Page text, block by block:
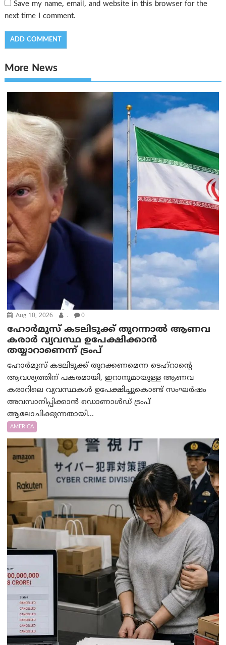
Save my name, email, and website in this browser for the
next time I comment.
More News
Aug 10, 2026 . 0
ഹോർമുസ് കടലിടുക്ക് തുറന്നാൽ ആണവ
കരാർ വ്യവസ്ഥ ഉപേക്ഷിക്കാൻ
തയ്യാറാണെന്ന് ട്രം‌പ്
ഹോർമുസ് കടലിടുക്ക് തുറക്കണമെന്ന ടെഹ്‌റാന്റെ
ആവശ്യത്തിന് പകരമായി, ഇറാനുമായുള്ള ആണവ
കരാറിലെ വ്യവസ്ഥകൾ ഉപേക്ഷിച്ചുകൊണ്ട് സംഘർഷം
അവസാനിപ്പിക്കാൻ ഡൊണാൾഡ് ട്രംപ്
ആലോചിക്കുന്നതായി...
AMERICA